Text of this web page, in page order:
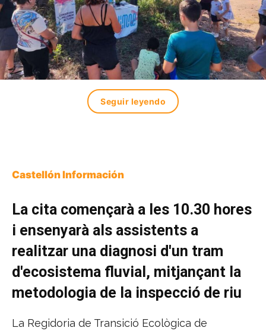
Seguir leyendo
Castellón Información
La cita començarà a les 10.30 hores
i ensenyarà als assistents a
realitzar una diagnosi d'un tram
d'ecosistema fluvial, mitjançant la
metodologia de la inspecció de riu
La Regidoria de Transició Ecològica de